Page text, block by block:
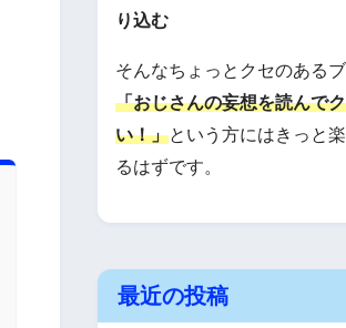
り込む
そんなちょっとクセのあるブ
「おじさんの妄想を読んで
い！」という方にはきっと
るはずです。
最近の投稿